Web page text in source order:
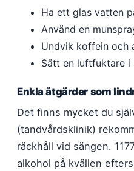
Ha ett glas vatten
Använd en
Undvik koffein och
Sätt en luftfuktare i
Enkla åtgärder som
Det finns mycket du
(tandvårdsklinik)
räckhåll vid sängen.
alkohol på kvällen